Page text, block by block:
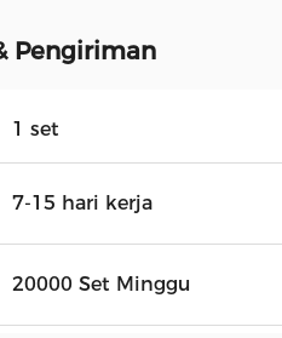
Pengiriman
1 set
7-15 hari kerja
20000 Set Minggu